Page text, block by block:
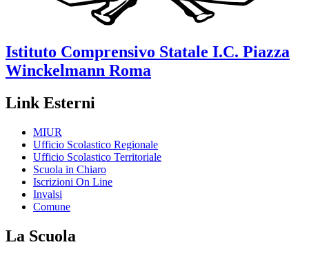
Istituto Comprensivo Statale I.C. Piazza
Winckelmann Roma
Link Esterni
MIUR
Ufficio Scolastico Regionale
Ufficio Scolastico Territoriale
Scuola in Chiaro
Iscrizioni On Line
Invalsi
Comune
La Scuola